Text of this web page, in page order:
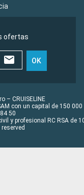
ofertas
OK
– CRUISELINE
con un capital de 150 000
50
y profesional RC RSA de